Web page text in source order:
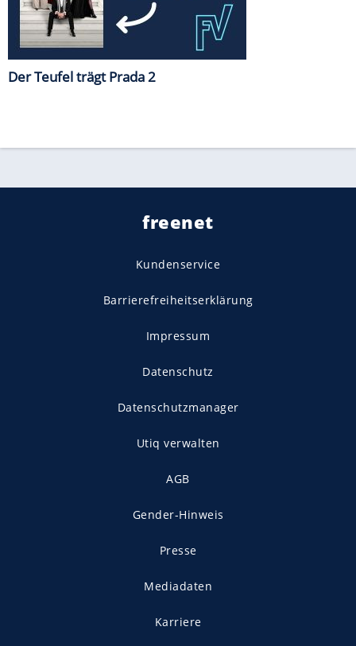
Der Teufel trägt Prada 2
freenet
Kundenservice
Barrierefreiheitserklärung
Impressum
Datenschutz
Datenschutzmanager
Utiq verwalten
AGB
Gender-Hinweis
Presse
Mediadaten
Karriere